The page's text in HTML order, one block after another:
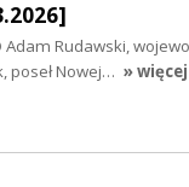
Adam Rudawski,
poseł Nowej… » więcej